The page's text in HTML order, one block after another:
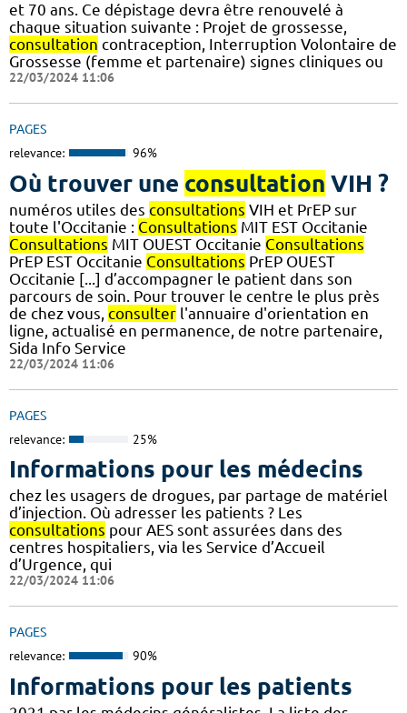
et 70 ans. Ce dépistage devra être renouvelé à
chaque situation suivante : Projet de grossesse,
consultation contraception, Interruption Volontaire de
Grossesse (femme et partenaire) signes cliniques ou
22/03/2024 11:06
PAGES
relevance: 96%
Où trouver une consultation VIH ?
numéros utiles des consultations VIH et PrEP sur
toute l'Occitanie : Consultations MIT EST Occitanie
Consultations MIT OUEST Occitanie Consultations
PrEP EST Occitanie Consultations PrEP OUEST
Occitanie [...] d’accompagner le patient dans son
parcours de soin. Pour trouver le centre le plus près
de chez vous, consulter l'annuaire d'orientation en
ligne, actualisé en permanence, de notre partenaire,
Sida Info Service
22/03/2024 11:06
PAGES
relevance: 25%
Informations pour les médecins
chez les usagers de drogues, par partage de matériel
d’injection. Où adresser les patients ? Les
consultations pour AES sont assurées dans des
centres hospitaliers, via les Service d’Accueil
d’Urgence, qui
22/03/2024 11:06
PAGES
relevance: 90%
Informations pour les patients